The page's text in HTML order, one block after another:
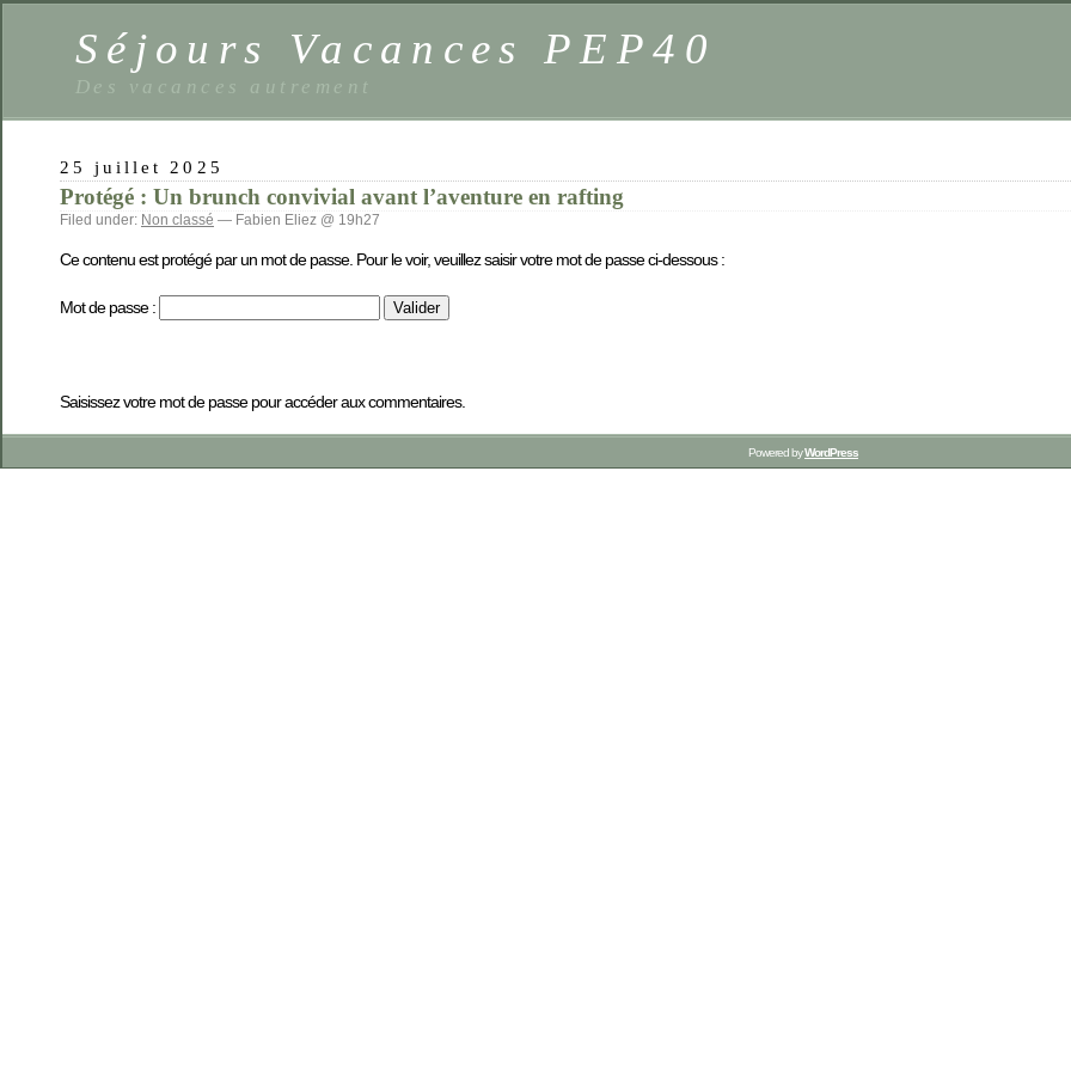
Séjours Vacances PEP40
Des vacances autrement
25 juillet 2025
Protégé : Un brunch convivial avant l’aventure en rafting
Filed under: Non classé — Fabien Eliez @ 19h27
Ce contenu est protégé par un mot de passe. Pour le voir, veuillez saisir votre mot de passe ci-dessous :
Mot de passe :
Saisissez votre mot de passe pour accéder aux commentaires.
Powered byWordPress